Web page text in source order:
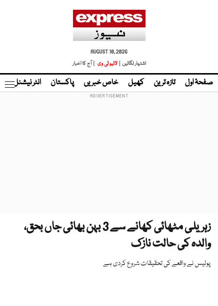
AUGUST 10, 2026
اشتہار لگائیں |
لائیو ٹی وی | آج کا اخبار
صفحۂ اول تازہ ترین کھیل خاص خبریں پاکستان انٹر نیشنل
زہریلی مٹھائی کھانے سے 3 بہن بھائی جاں بحق،
والدہ کی حالت نازک
پولیس نے واقعے کی تحقیقات شروع کردی ہے